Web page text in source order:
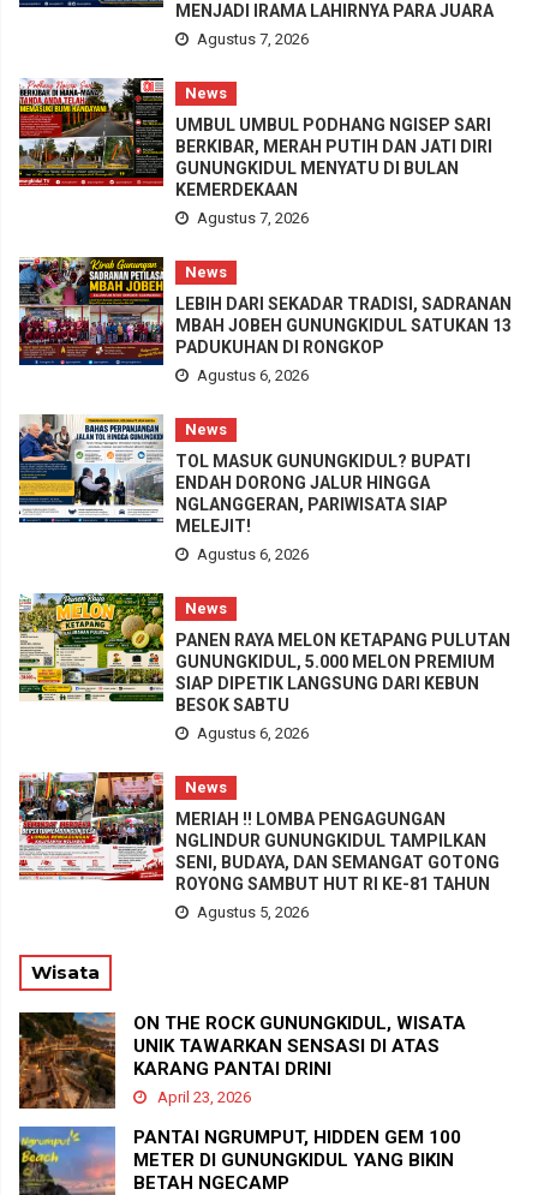
MENJADI IRAMA LAHIRNYA PARA JUARA
Agustus 7, 2026
News
UMBUL UMBUL PODHANG NGISEP SARI
BERKIBAR, MERAH PUTIH DAN JATI DIRI
GUNUNGKIDUL MENYATU DI BULAN
KEMERDEKAAN
Agustus 7, 2026
News
LEBIH DARI SEKADAR TRADISI, SADRANAN
MBAH JOBEH GUNUNGKIDUL SATUKAN 13
PADUKUHAN DI RONGKOP
Agustus 6, 2026
News
TOL MASUK GUNUNGKIDUL? BUPATI
ENDAH DORONG JALUR HINGGA
NGLANGGERAN, PARIWISATA SIAP
MELEJIT!
Agustus 6, 2026
News
PANEN RAYA MELON KETAPANG PULUTAN
GUNUNGKIDUL, 5.000 MELON PREMIUM
SIAP DIPETIK LANGSUNG DARI KEBUN
BESOK SABTU
Agustus 6, 2026
News
MERIAH !! LOMBA PENGAGUNGAN
NGLINDUR GUNUNGKIDUL TAMPILKAN
SENI, BUDAYA, DAN SEMANGAT GOTONG
ROYONG SAMBUT HUT RI KE-81 TAHUN
Agustus 5, 2026
Wisata
ON THE ROCK GUNUNGKIDUL, WISATA
UNIK TAWARKAN SENSASI DI ATAS
KARANG PANTAI DRINI
April 23, 2026
PANTAI NGRUMPUT, HIDDEN GEM 100
METER DI GUNUNGKIDUL YANG BIKIN
BETAH NGECAMP